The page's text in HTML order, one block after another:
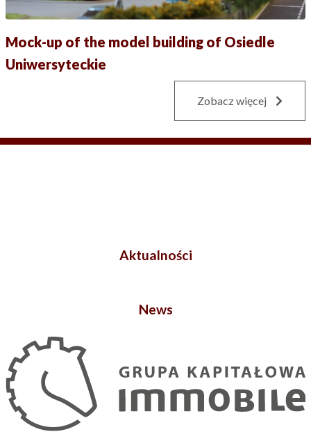
Mock-up of the model building of Osiedle
Uniwersyteckie
Zobacz więcej
Aktualności
News